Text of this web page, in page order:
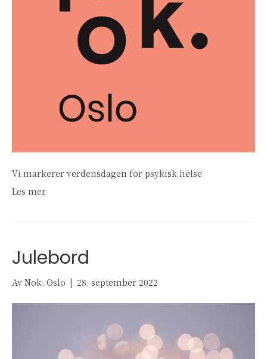
Vi markerer verdensdagen for psykisk helse
Les mer
Julebord
Av Nok. Oslo | 28. september 2022